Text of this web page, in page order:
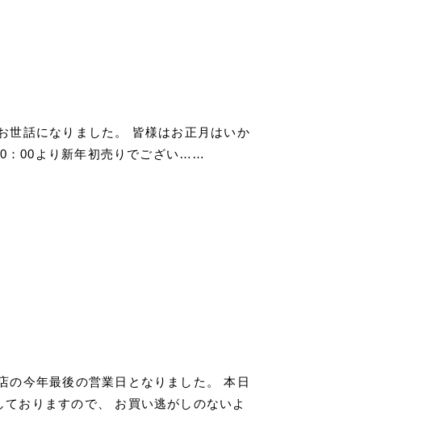
世話になりました。 皆様はお正月はいか
：00より新年初売りでござい……
の今年最後の営業日となりました。 本日
おりますので、 お買い逃がしのないよ